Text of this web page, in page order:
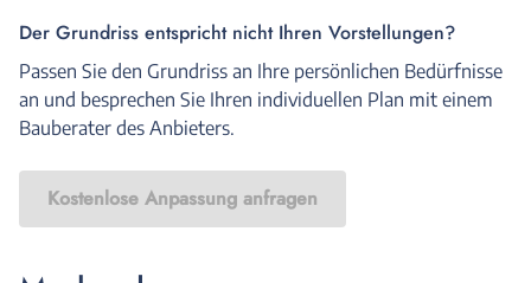
Der Grundriss entspricht nicht Ihren Vorstellungen?
Passen Sie den Grundriss an Ihre persönlichen Bedürfnisse
an und besprechen Sie Ihren individuellen Plan mit einem
Bauberater des Anbieters.
Kostenlose Anpassung anfragen